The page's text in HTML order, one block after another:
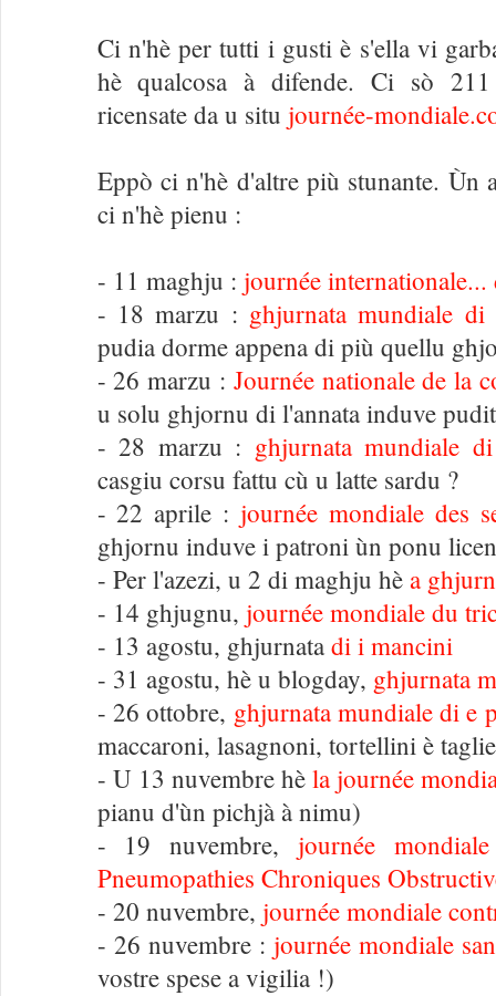
Ci n'hè per tutti i gusti è s'ella vi
hè qualcosa à difende. Ci sò 211
ricensate da u situ journée-
Eppò ci n'hè d'altre più stunante. Ùn
ci n'hè pienu :
- 11 maghju : journée internationale...
- 18 marzu : ghjurnata mundiale
pudia dorme appena di più quellu
- 26 marzu : Journée nationale de la
u solu ghjornu di l'annata induve
- 28 marzu : ghjurnata mundiale
casgiu corsu fattu cù u latte sardu ?
- 22 aprile :journée mondiale des
ghjornu induve i patroni ùn ponu
- Per l'azezi, u 2 di maghju hè a
- 14 ghjugnu, journée mondiale du
- 13 agostu, ghjurnatadi i mancini
- 31 agostu, hè u blogday, ghjurnata
- 26 ottobre, ghjurnata mundiale di e
maccaroni, lasagnoni, tortellini è
- U 13 nuvembre hè la journée
pianu d'ùn pichjà à nimu)
- 19 nuvembre,journée
Pneumopathies Chroniques
- 20 nuvembre, journée mondiale
- 26 nuvembre : journée mondiale
vostre spese a vigilia !)